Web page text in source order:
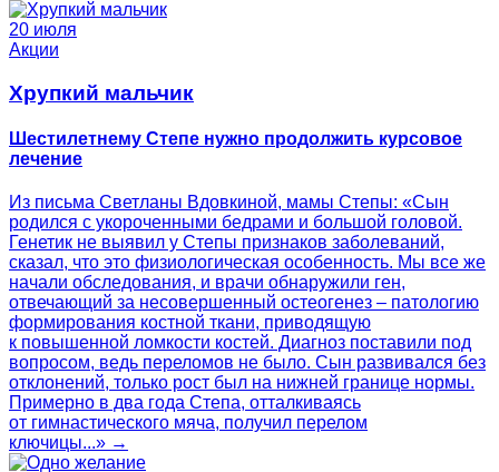
20 июля
Акции
Хрупкий мальчик
Шестилетнему Степе нужно продолжить курсовое
лечение
Из письма Светланы Вдовкиной, мамы Степы: «Сын
родился с укороченными бедрами и большой головой.
Генетик не выявил у Степы признаков заболеваний,
сказал, что это физиологическая особенность. Мы все же
начали обследования, и врачи обнаружили ген,
отвечающий за несовершенный остеогенез – патологию
формирования костной ткани, приводящую
к повышенной ломкости костей. Диагноз поставили под
вопросом, ведь переломов не было. Сын развивался без
отклонений, только рост был на нижней границе нормы.
Примерно в два года Степа, отталкиваясь
от гимнастического мяча, получил перелом
ключицы...» →